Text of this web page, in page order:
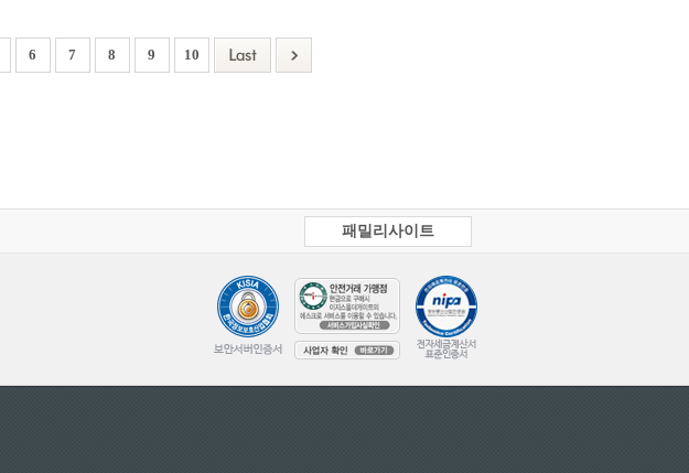
6 7 8 9 10
패밀리사이트